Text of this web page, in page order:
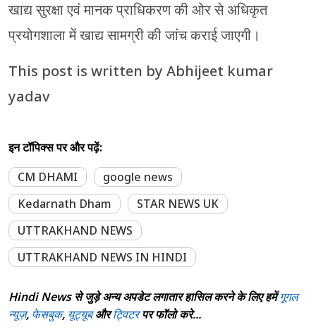
खाद्य सुरक्षा एवं मानक प्राधिकरण की ओर से अधिकृत
प्रयोगशाला में खाद्य सामग्री की जांच कराई जाएगी।
This post is written by Abhijeet kumar
yadav
इन टॉपिक्स पर और पढ़ें:
CM DHAMI
google news
Kedarnath Dham
STAR NEWS UK
UTTRAKHAND NEWS
UTTRAKHAND NEWS IN HINDI
Hindi News से जुड़े अन्य अपडेट लगातार हासिल करने के लिए हमेंगूगल
न्यूज़, फेसबुक, यूट्यूबऔरट्विटरपर फॉलो करे...